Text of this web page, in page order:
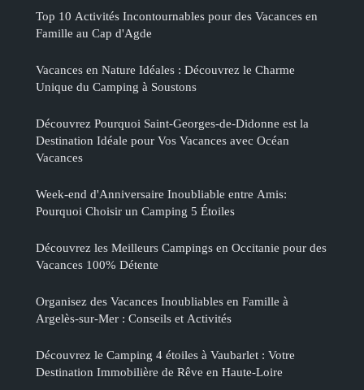
Top 10 Activités Incontournables pour des Vacances en
Famille au Cap d'Agde
Vacances en Nature Idéales : Découvrez le Charme
Unique du Camping à Soustons
Découvrez Pourquoi Saint-Georges-de-Didonne est la
Destination Idéale pour Vos Vacances avec Océan
Vacances
Week-end d'Anniversaire Inoubliable entre Amis:
Pourquoi Choisir un Camping 5 Étoiles
Découvrez les Meilleurs Campings en Occitanie pour des
Vacances 100% Détente
Organisez des Vacances Inoubliables en Famille à
Argelès-sur-Mer : Conseils et Activités
Découvrez le Camping 4 étoiles à Vaubarlet : Votre
Destination Immobilière de Rêve en Haute-Loire